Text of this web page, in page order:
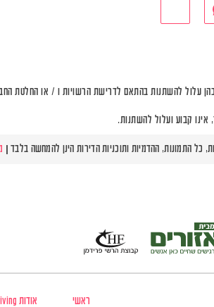
עלול להשתנות בהתאם לדרישת הרשויות ו / או החלטת
קבוע ועלול להשתנות.
ראשי אודות Living